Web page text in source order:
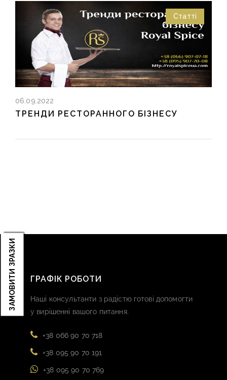
ЗАМОВИТИ ЗРАЗКИ
Статті
06.09.2022
ТРЕНДИ РЕСТОРАННОГО БІЗНЕСУ
ГРАФІК РОБОТИ
Наші консультанти з радістю готові допомогти
у вирішенні вашого питання.
+38 066 90 70 718
+38 095 90 70 191
+38 095 90 70 769